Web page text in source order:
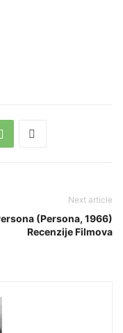
Next article
(Persona, 1966)
Recenzije Filmova